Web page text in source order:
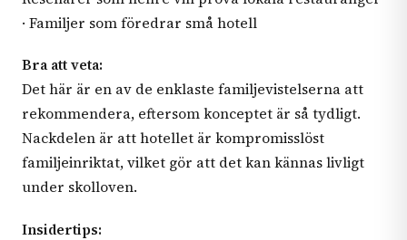
· Familjer som föredrar små hotell
Bra att veta:
Det här är en av de enklaste familjevistelserna att
rekommendera, eftersom konceptet är så tydligt.
Nackdelen är att hotellet är kompromisslöst
familjeinriktat, vilket gör att det kan kännas livligt
under skolloven.
Insidertips: